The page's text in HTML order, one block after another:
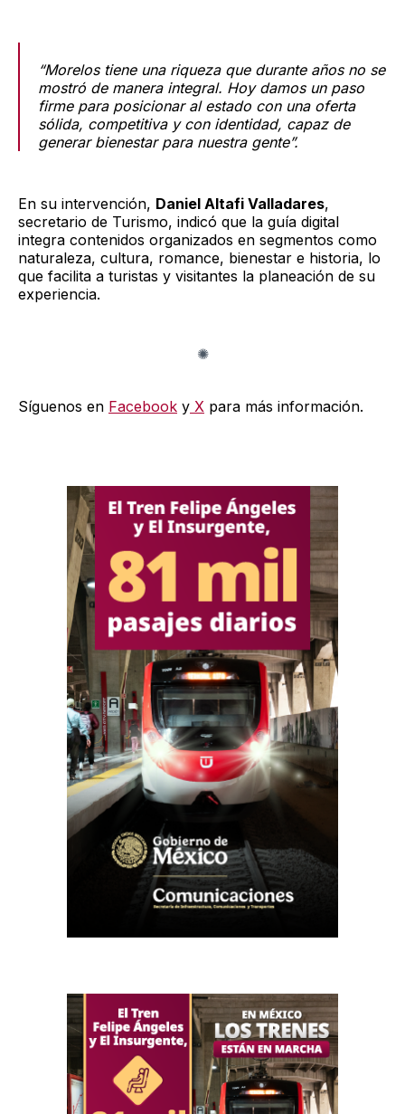
“Morelos tiene una riqueza que durante años no se
mostró de manera integral. Hoy damos un paso
firme para posicionar al estado con una oferta
sólida, competitiva y con identidad, capaz de
generar bienestar para nuestra gente”.
En su intervención, Daniel Altafi Valladares,
secretario de Turismo, indicó que la guía digital
integra contenidos organizados en segmentos como
naturaleza, cultura, romance, bienestar e historia, lo
que facilita a turistas y visitantes la planeación de su
experiencia.
Síguenos en Facebook y X para más información.